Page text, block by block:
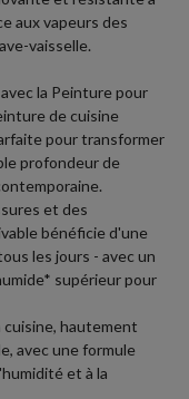
aux vapeurs des
vaisselle.
la Peinture pour
de cuisine
pour transformer
profondeur de
et des
bénéficie d'une
les jours - avec un
supérieur pour
cuisine, hautement
avec une formule
et à la